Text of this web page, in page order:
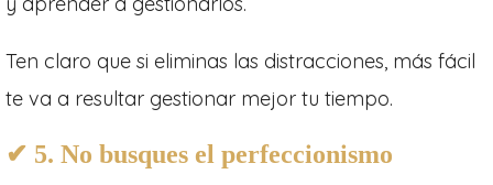
Ten claro que si eliminas las distracciones, más fácil
te va a resultar gestionar mejor tu tiempo.
✔ 5. No busques el perfeccionismo